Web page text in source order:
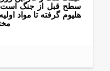
سطح قبل از جنگ است.
هلیوم گرفته تا مواد